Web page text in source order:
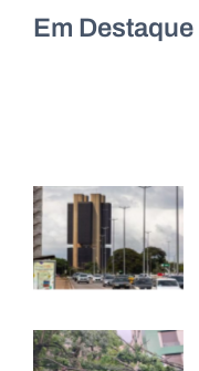
Em Destaque